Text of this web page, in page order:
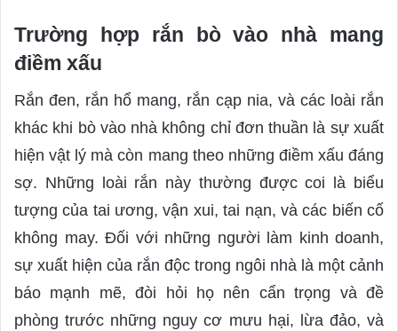
Trường hợp rắn bò vào nhà mang
điềm xấu
Rắn đen, rắn hổ mang, rắn cạp nia, và các loài rắn
khác khi bò vào nhà không chỉ đơn thuần là sự xuất
hiện vật lý mà còn mang theo những điềm xấu đáng
sợ. Những loài rắn này thường được coi là biểu
tượng của tai ương, vận xui, tai nạn, và các biến cố
không may. Đối với những người làm kinh doanh,
sự xuất hiện của rắn độc trong ngôi nhà là một cảnh
báo mạnh mẽ, đòi hỏi họ nên cẩn trọng và đề
phòng trước những nguy cơ mưu hại, lừa đảo, và